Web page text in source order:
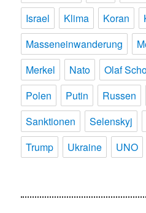
Israel
Klima Koran
Masseneinwanderung
Merkel
Nato Olaf
Polen
Putin Russen
Sanktionen
Selenskyj
Trump
Ukraine UNO